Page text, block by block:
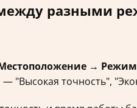
разными
→ Режим
"Высокая точность",